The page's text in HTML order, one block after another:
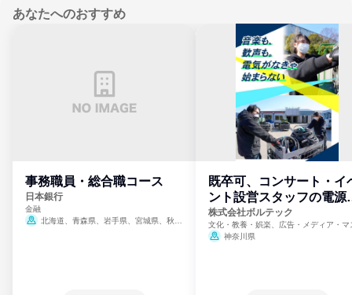
あなたへのおすすめ
事務職員・総合職コース
日本銀行
金融
北海道、青森県、岩手県、宮城県、秋田
既卒可、コンサート・イ
ント設営スタッフの電源
門
株式会社ボルテック
文化・教養・娯楽、広告・メディア・マ
ミ、電力・ガス・水道・エネルギー
神奈川県